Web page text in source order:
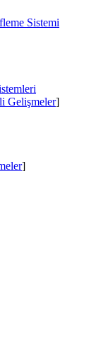
Sistemi
Gelişmeler]
]